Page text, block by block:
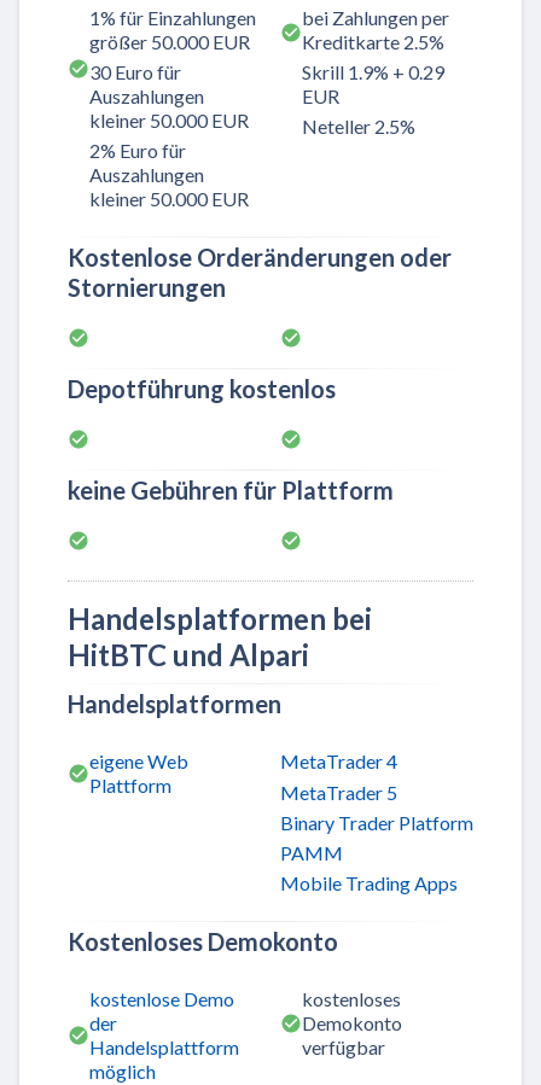
1% für Einzahlungen
größer 50.000 EUR
30 Euro für
Auszahlungen
kleiner 50.000 EUR
2% Euro für
Auszahlungen
kleiner 50.000 EUR
bei Zahlungen per
Kreditkarte 2.5%
Skrill 1.9% + 0.29
EUR
Neteller 2.5%
Kostenlose Orderänderungen oder
Stornierungen
Depotführung kostenlos
keine Gebühren für Plattform
Handelsplatformen bei
HitBTC und Alpari
Handelsplatformen
eigene Web
Plattform
MetaTrader 4
MetaTrader 5
Binary Trader Platform
PAMM
Mobile Trading Apps
Kostenloses Demokonto
kostenlose Demo
der
Handelsplattform
möglich
kostenloses
Demokonto
verfügbar